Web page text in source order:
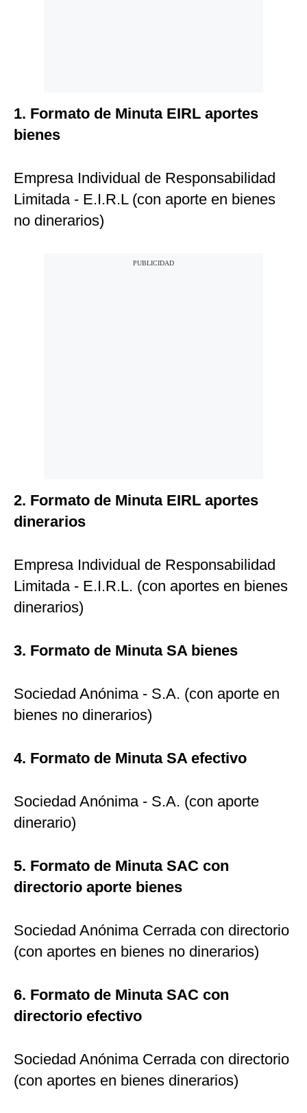
1. Formato de Minuta EIRL aportes
bienes
Empresa Individual de Responsabilidad
Limitada - E.I.R.L (con aporte en bienes
no dinerarios)
2. Formato de Minuta EIRL aportes
dinerarios
Empresa Individual de Responsabilidad
Limitada - E.I.R.L. (con aportes en bienes
dinerarios)
3. Formato de Minuta SA bienes
Sociedad Anónima - S.A. (con aporte en
bienes no dinerarios)
4. Formato de Minuta SA efectivo
Sociedad Anónima - S.A. (con aporte
dinerario)
5. Formato de Minuta SAC con
directorio aporte bienes
Sociedad Anónima Cerrada con directorio
(con aportes en bienes no dinerarios)
6. Formato de Minuta SAC con
directorio efectivo
Sociedad Anónima Cerrada con directorio
(con aportes en bienes dinerarios)